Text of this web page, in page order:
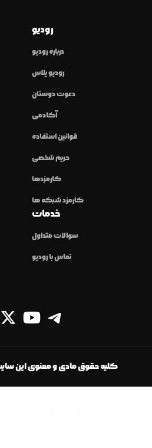
رودیو
درباره رودیو
رودیو پلاس
دعوت دوستان
آکادمی
قوانین استفاده
حریم شخصی
کارمزدها
کارمزد شبکه ها
خدمات
سوالات متداول
تماس با رودیو
کلیه حقوق مادی و معنوی این